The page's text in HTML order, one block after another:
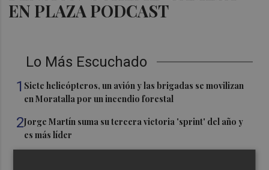
EN PLAZA PODCAST
Lo Más Escuchado
1 Siete helicópteros, un avión y las brigadas se movilizan
en Moratalla por un incendio forestal
2Jorge Martín suma su tercera victoria 'sprint' del año y
es más líder